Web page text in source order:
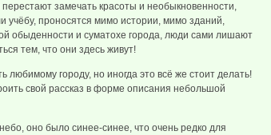
замечать красоты и необыкновенности,
учёбу, проносятся мимо истории, мимо зданий,
обыденности и суматохе города, люди сами лишают
тем, что они здесь живут!
городу, но иногда это всё же стоит делать!
свой рассказ в форме описания небольшой
оно было синее-синее, что очень редко для